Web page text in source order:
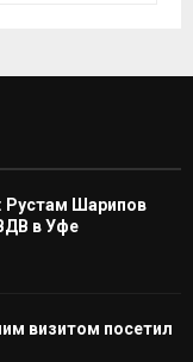
С
А
Рустам Шарипов
в Уфе
визитом посетил